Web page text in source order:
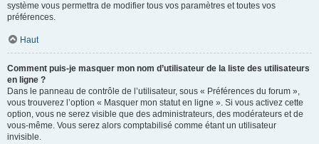
système vous permettra de modifier tous vos paramètres et toutes vos
préférences.
Haut
Comment puis-je masquer mon nom d’utilisateur de la liste des utilisateurs
en ligne ?
Dans le panneau de contrôle de l’utilisateur, sous « Préférences du forum »,
vous trouverez l’option « Masquer mon statut en ligne ». Si vous activez cette
option, vous ne serez visible que des administrateurs, des modérateurs et de
vous-même. Vous serez alors comptabilisé comme étant un utilisateur
invisible.